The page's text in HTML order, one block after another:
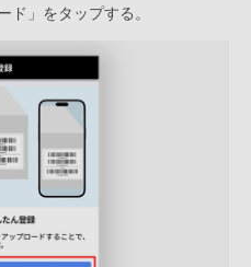
ド」をタップする。